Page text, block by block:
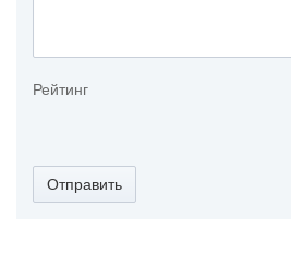
Рейтинг
Отправить